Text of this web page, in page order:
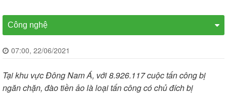
Công nghệ
07:00, 22/06/2021
Tại khu vực Đông Nam Á, với 8.926.117 cuộc tấn công bị
ngăn chặn, đào tiền ảo là loại tấn công có chủ đích bị